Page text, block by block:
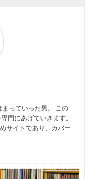
まっていった男。 この
門にあげていきます。
サイトであり、カバー